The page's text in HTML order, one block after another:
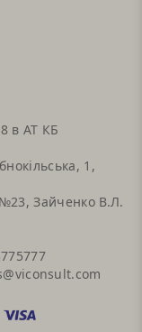
в АТ КБ
1,
Зайченко В.Л.